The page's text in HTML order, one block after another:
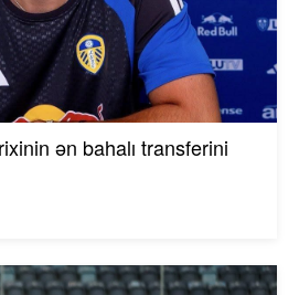
ən bahalı transferini